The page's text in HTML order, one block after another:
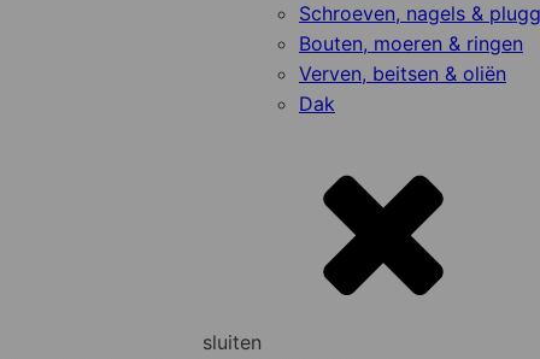
Schroeven, nagels &
Bouten, moeren & ringen
Verven, beitsen & oliën
Dak
sluiten